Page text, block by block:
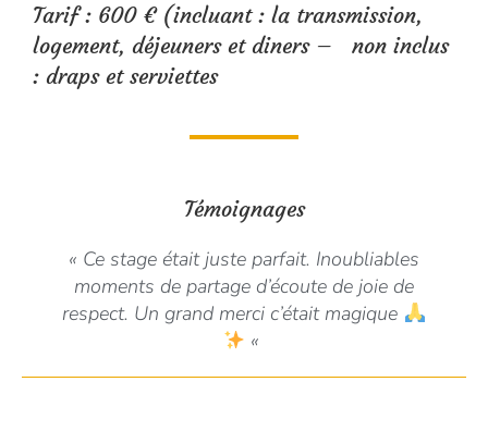
Tarif : 600 € (incluant : la transmission,
logement, déjeuners et diners – non inclus
: draps et serviettes
Témoignages
« Ce stage était juste parfait. Inoubliables
moments de partage d’écoute de joie de
respect. Un grand merci c’était magique
«